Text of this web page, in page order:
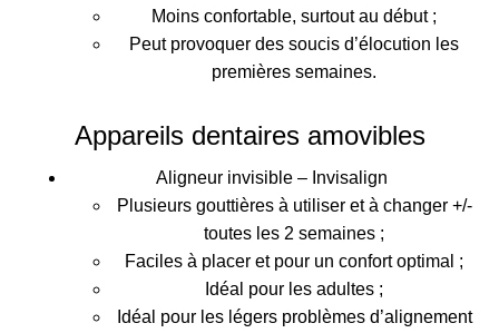
Moins confortable, surtout au début ;
Peut provoquer des soucis d’élocution les
premières semaines.
Appareils dentaires amovibles
Aligneur invisible – Invisalign
Plusieurs gouttières à utiliser et à changer +/-
toutes les 2 semaines ;
Faciles à placer et pour un confort optimal ;
Idéal pour les adultes ;
Idéal pour les légers problèmes d’alignement